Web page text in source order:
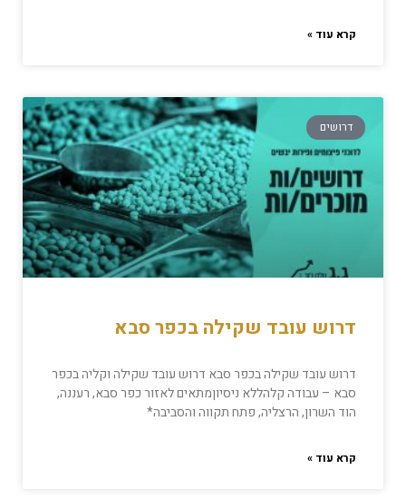
קרא עוד »
דרושים
דרוש עובד שקילה בכפר סבא
דרוש עובד שקילה בכפר סבא דרוש עובד שקילה וקליה בכפר
סבא – עבודה קלהללא ניסיוןמתאים לאזור כפר סבא, רעננה,
הוד השרון, הרצליה, פתח תקווה והסביבה*
קרא עוד »